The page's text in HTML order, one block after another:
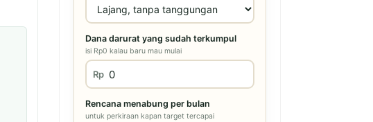
Dana darurat yang sudah terkumpul
isi Rp0 kalau baru mau mulai
Rp
Rencana menabung per bulan
untuk perkiraan kapan target tercapai